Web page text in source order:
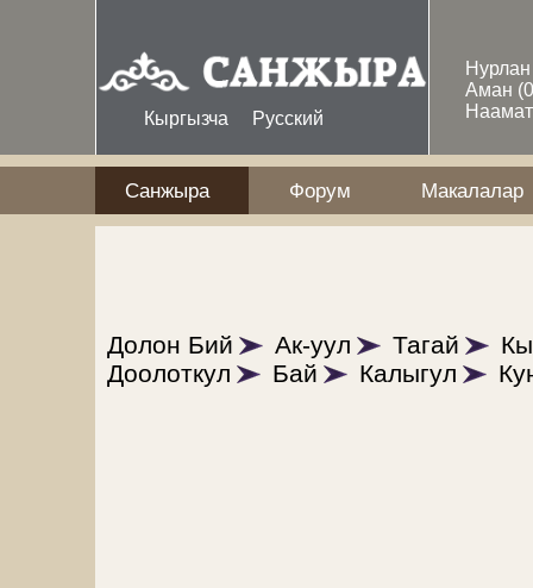
Кыргызча Русский
Аман
Санжыра Форум Макалалар
Долон Бий Ак-уул Тагай
Доолоткул
Бай Калыгул